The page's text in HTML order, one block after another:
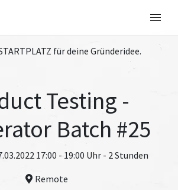
für deine Gründeridee.
Testing -
Batch #25
17:00 - 19:00 Uhr - 2 Stunden
Remote